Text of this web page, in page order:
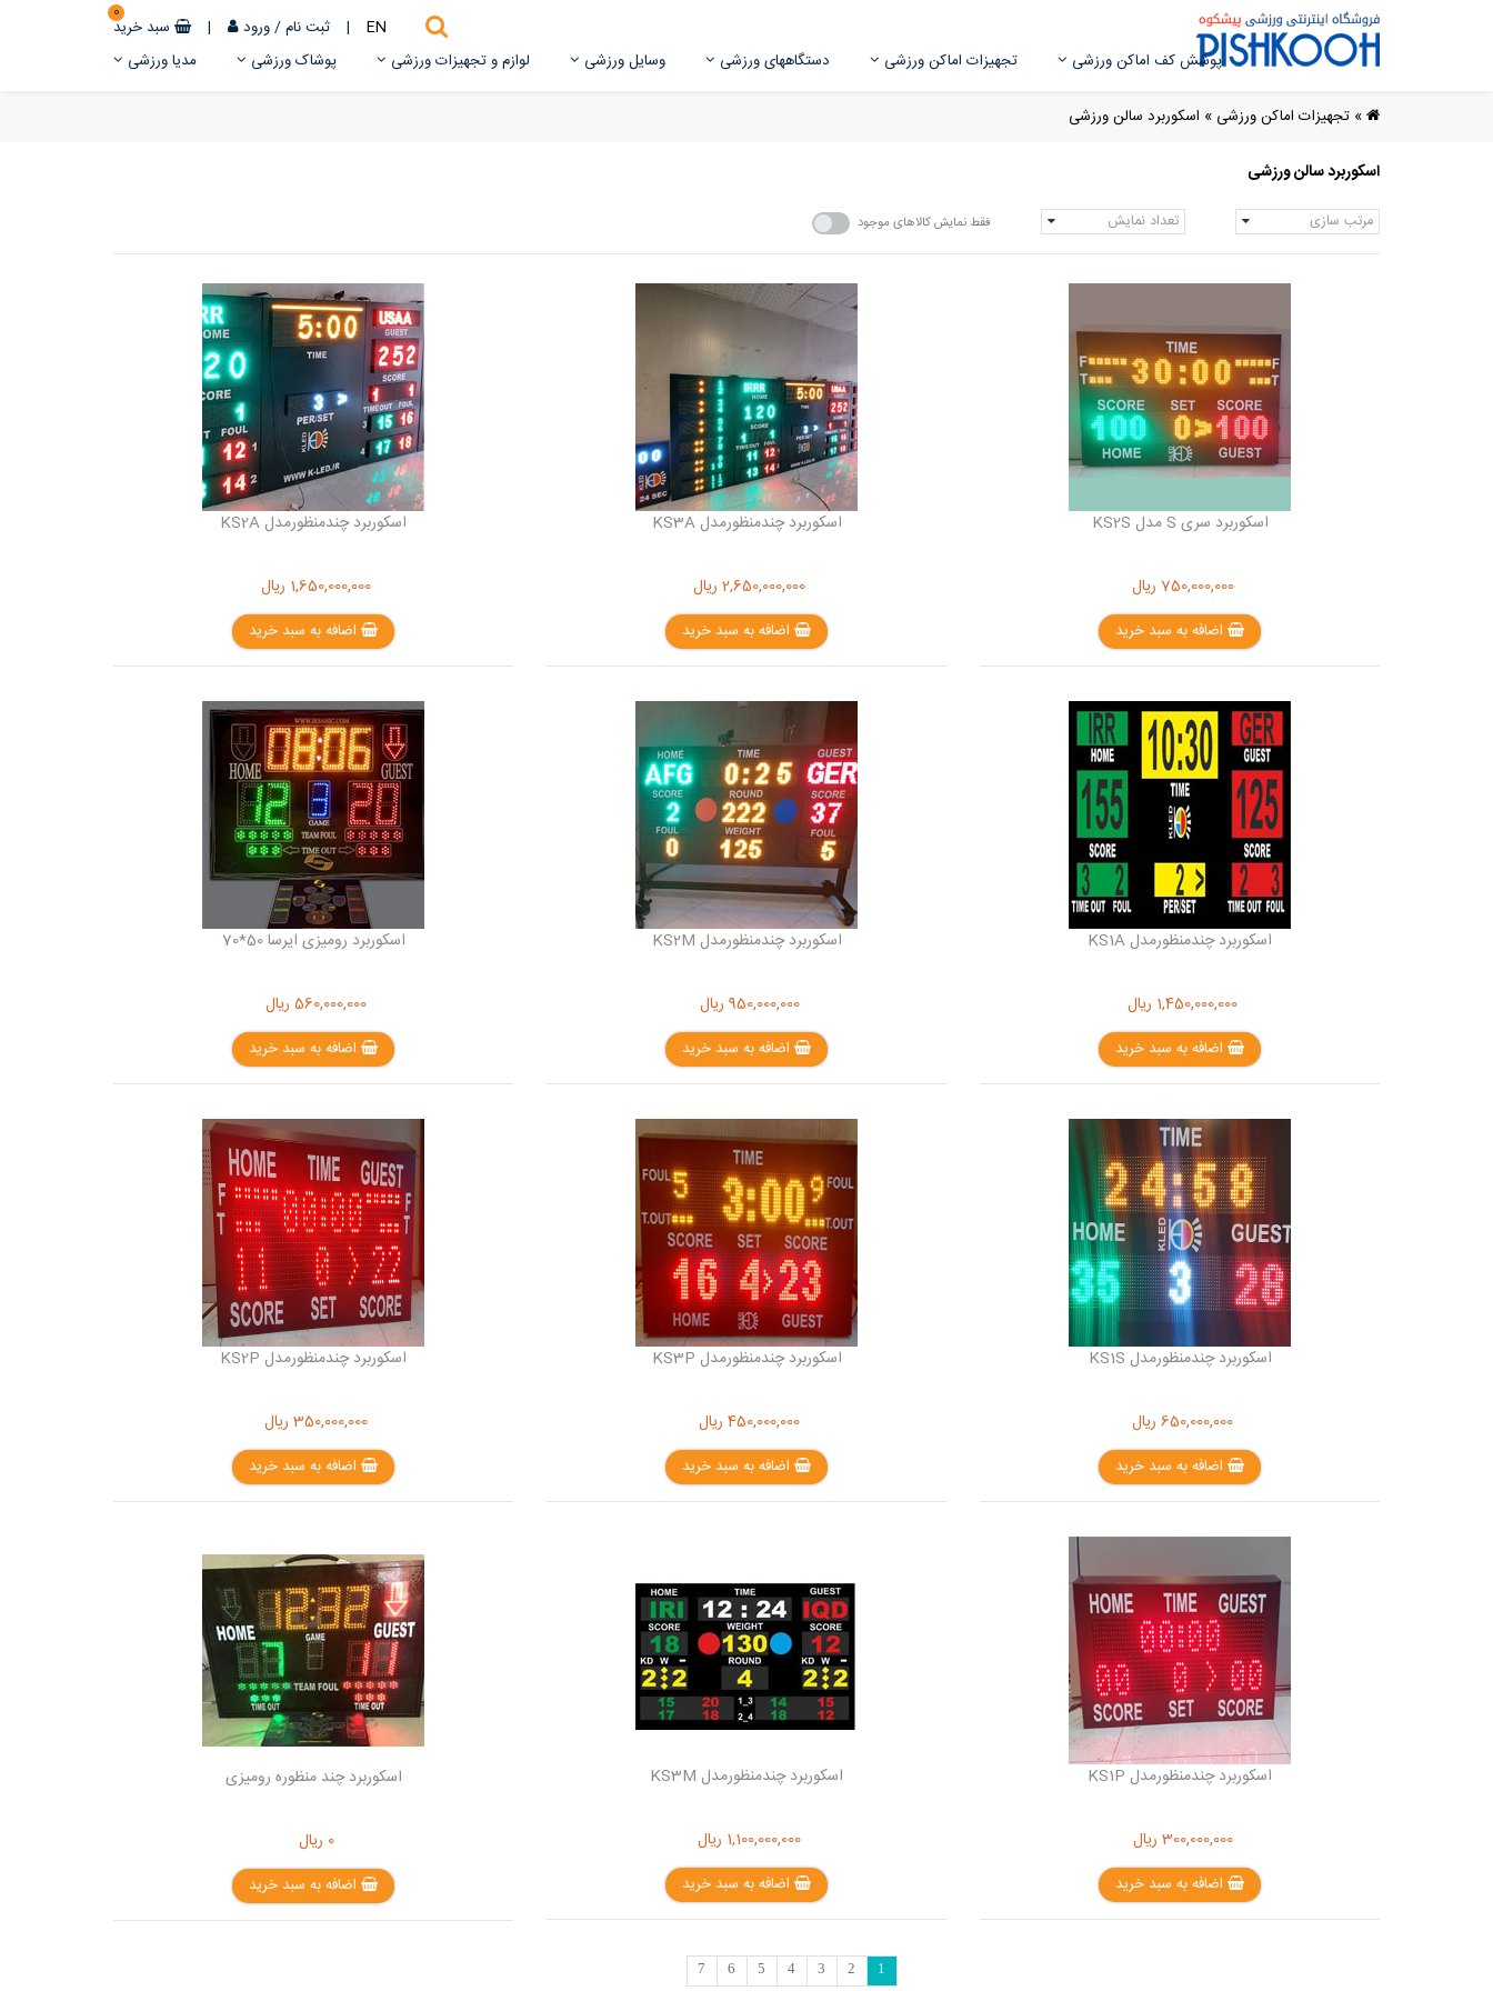
EN
| ثبت نام/ورود | سبد خرید
0
پوشش کف اماکن ورزشی تجهیزات اماکن ورزشی دستگاههای ورزشی وسایل ورزشی لوازم و تجهیزات ورزشی پوشاک ورزشی مدیا ورزشی
» تجهیزات اماکن ورزشی » اسکوربرد سالن ورزشی
اسکوربرد سالن ورزشی
مرتب سازی تعداد نمایش فقط نمایش کالاهای موجود
اسکوربرد سری S مدل KS2S
750,000,000 ریال
اضافه به سبد خرید
اسکوربرد چندمنظورمدل KS3A
2,650,000,000 ریال
اضافه به سبد خرید
اسکوربرد چندمنظورمدل KS2A
1,650,000,000 ریال
اضافه به سبد خرید
اسکوربرد چندمنظورمدل KS1A
1,450,000,000 ریال
اضافه به سبد خرید
اسکوربرد چندمنظورمدل KS2M
950,000,000 ریال
اضافه به سبد خرید
اسکوربرد رومیزی ایرسا 50*70
560,000,000 ریال
اضافه به سبد خرید
اسکوربرد چندمنظورمدل KS1S
650,000,000 ریال
اضافه به سبد خرید
اسکوربرد چندمنظورمدل KS3P
450,000,000 ریال
اضافه به سبد خرید
اسکوربرد چندمنظورمدل KS2P
350,000,000 ریال
اضافه به سبد خرید
اسکوربرد چندمنظورمدل KS1P
300,000,000 ریال
اضافه به سبد خرید
اسکوربرد چندمنظورمدل KS3M
1,100,000,000 ریال
اضافه به سبد خرید
اسکوربرد چند منظوره رومیزی
0 ریال
اضافه به سبد خرید
1
2
3
4
5
6
7